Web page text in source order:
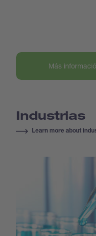
Más
Industrias
Learn more about